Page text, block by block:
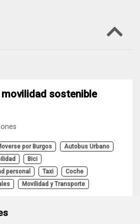
movilidad sostenible
por Burgos
Autobus Urbano
Bici
personal
Taxi
Coche
Movilidad y Transporte